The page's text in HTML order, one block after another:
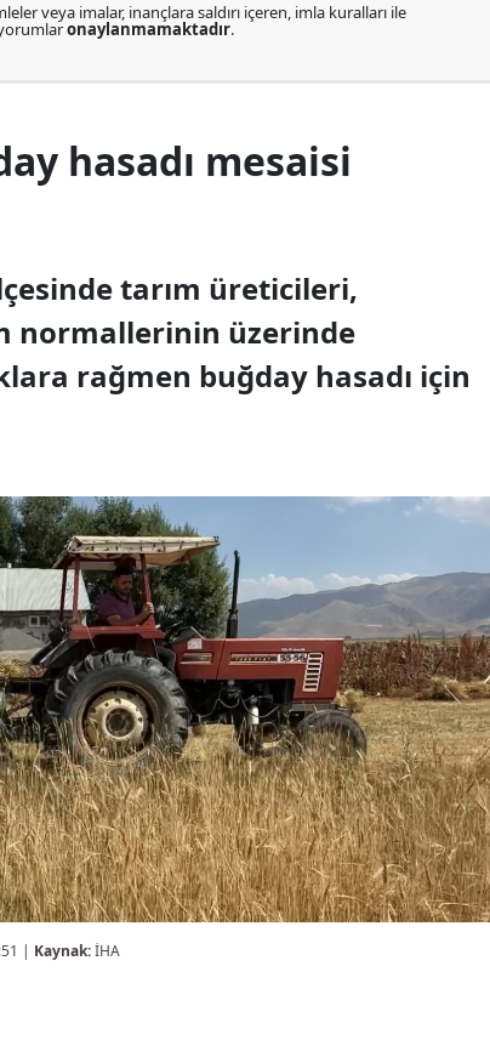
veya imalar, inançlara saldırı içeren, imla kuralları ile
onaylanmamaktadır.
hasadı mesaisi
tarım üreticileri,
normallerinin üzerinde
rağmen buğday hasadı için
| Kaynak:İHA